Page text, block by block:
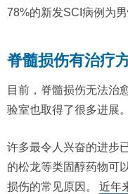
78%的新发SCI病例为
脊髓损伤有治疗
目前，脊髓损伤无法治
验室也取得了很多进展。
许多最令人兴奋的进步
的松龙等类固醇药物可
损伤的常见原因。
近年